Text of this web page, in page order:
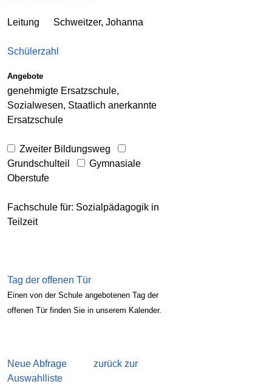
Leitung Schweitzer, Johanna
Schülerzahl
Angebote
genehmigte Ersatzschule,
Sozialwesen, Staatlich anerkannte
Ersatzschule
Zweiter Bildungsweg
Grundschulteil
Gymnasiale
Oberstufe
Fachschule für: Sozialpädagogik in
Teilzeit
Tag der offenen Tür
Einen von der Schule angebotenen Tag der
offenen Tür finden Sie in unserem Kalender.
Neue Abfrage
zurück zur
Auswahlliste